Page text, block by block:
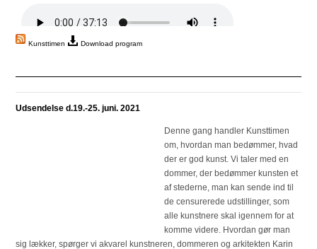
Kunsttimen Download program
Udsendelse d.19.-25. juni. 2021
Denne gang handler Kunsttimen
om, hvordan man bedømmer, hvad
der er god kunst. Vi taler med en
dommer, der bedømmer kunsten et
af stederne, man kan sende ind til
de censurerede udstillinger, som
alle kunstnere skal igennem for at
komme videre. Hvordan gør man
sig lækker, spørger vi akvarel kunstneren, dommeren og arkitekten Karin